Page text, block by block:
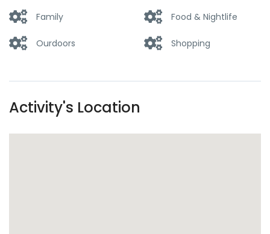
Family Food & Nightlife
Ourdoors Shopping
Activity's Location